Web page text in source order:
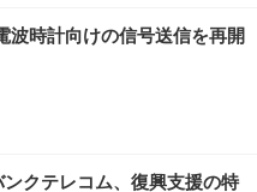
波時計向けの信号送信を再開
ンクテレコム、復興支援の特